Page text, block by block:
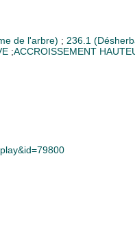
de l'arbre) ; 236.1
;ACCROISSEMENT